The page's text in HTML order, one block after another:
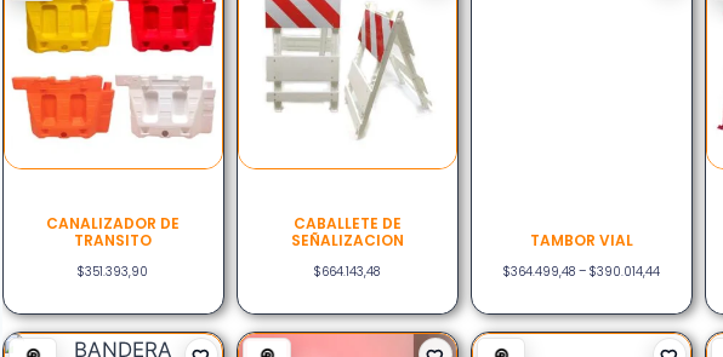
CANALIZADOR DE
TRANSITO
$351.393,90
CABALLETE DE
SEÑALIZACION
$664.143,48
TAMBOR VIAL
$364.499,48 – $390.014,44